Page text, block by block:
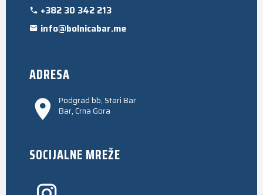
+382 30 342 213
info@bolnicabar.me
ADRESA
Podgrad bb, Stari Bar
Bar, Crna Gora
SOCIJALNE MREŽE